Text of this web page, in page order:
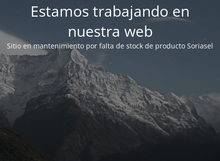
Estamos trabajando en
nuestra web
Sitio en mantenimiento por falta de stock de producto Soriasel